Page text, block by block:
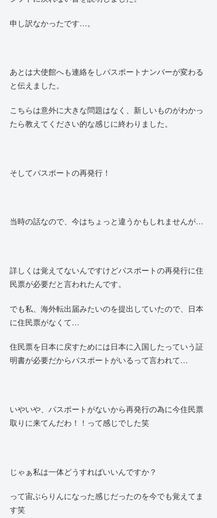
申し訳なかったです…。
あとは大使館へも連絡をしパスポートナンバーが変わる
と伝えました。
こちらは意外に大きな問題はなく、新しいものがわかっ
たら教えてください的な感じに終わりました。
そしてパスポートの再発行！
当時の話なので、今はちょっと違うかもしれませんが…
詳しくは覚えてないんですけどパスポートの再発行に住
民票が必要だと言われたんです。
でも私、海外転出届みたいのを提出していたので、日本
に住民票がなくて…
住民票を日本に戻すためには日本に入国したっていう証
明書が必要だからパスポートがいるって言われて…
いやいや、パスポートがないから再発行の為に今住民票
取りに来てんだわ！！って感じでした笑
じゃぁ私は一体どうすればいいんですか？
って宙ぶらりんになった感じだったのを今でも覚えてま
す笑